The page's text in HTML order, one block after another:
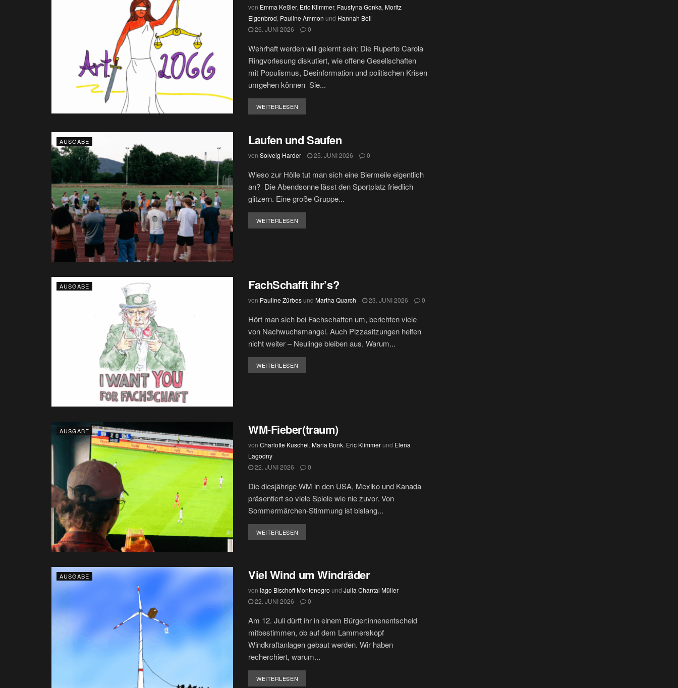
von Emma Keßler, Eric Klimmer, Faustyna Gonka, Moritz
Eigenbrod, Pauline Ammon und Hannah Beil
26. JUNI 2026
0
Wehrhaft werden will gelernt sein: Die Ruperto Carola
Ringvorlesung diskutiert, wie offene Gesellschaften
mit Populismus, Desinformation und politischen Krisen
umgehen können Sie...
WEITERLESEN
AUSGABE Laufen und Saufen
von Solveig Harder 25. JUNI 2026 0
Wieso zur Hölle tut man sich eine Biermeile eigentlich
an? Die Abendsonne lässt den Sportplatz friedlich
glitzern. Eine große Gruppe...
WEITERLESEN
AUSGABE FachSchafft ihr’s?
von Pauline Zürbesund Martha Quarch 23. JUNI 2026 0
Hört man sich bei Fachschaften um, berichten viele
von Nachwuchsmangel. Auch Pizzasitzungen helfen
nicht weiter – Neulinge bleiben aus. Warum...
WEITERLESEN
AUSGABE WM-Fieber(traum)
von Charlotte Kuschel, Maria Bonk, Eric Klimmerund Elena
Lagodny
22. JUNI 2026
0
Die diesjährige WM in den USA, Mexiko und Kanada
präsentiert so viele Spiele wie nie zuvor. Von
Sommermärchen-Stimmung ist bislang...
WEITERLESEN
AUSGABE Viel Wind um Windräder
von Iago Bischoff Montenegro und Julia Chantal Müller
22. JUNI 2026
0
Am 12. Juli dürft ihr in einem Bürger:innenentscheid
mitbestimmen, ob auf dem Lammerskopf
Windkraftanlagen gebaut werden. Wir haben
recherchiert, warum...
WEITERLESEN